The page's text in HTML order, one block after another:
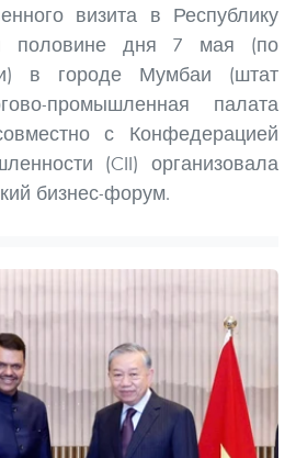
визита в Республику
половине дня 7 мая (по
в городе Мумбаи (штат
промышленная палата
с Конфедерацией
(CII) организовала
бизнес-форум.